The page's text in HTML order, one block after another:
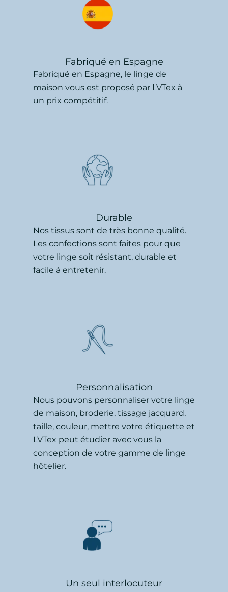
Fabriqué en Espagne
Fabriqué en Espagne, le linge de
maison vous est proposé par LVTex à
un prix compétitif.
Durable
Nos tissus sont de très bonne qualité.
Les confections sont faites pour que
votre linge soit résistant, durable et
facile à entretenir.
Personnalisation
Nous pouvons personnaliser votre linge
de maison, broderie, tissage jacquard,
taille, couleur, mettre votre étiquette et
LVTex peut étudier avec vous la
conception de votre gamme de linge
hôtelier.
Un seul interlocuteur